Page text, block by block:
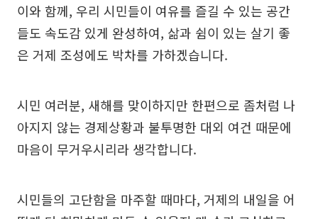
이와 함께, 우리 시민들이 여유를 즐길 수 있는 공간
들도 속도감 있게 완성하여, 삶과 쉼이 있는 살기 좋
은 거제 조성에도 박차를 가하겠습니다.
시민 여러분, 새해를 맞이하지만 한편으로 좀처럼 나
아지지 않는 경제상황과 불투명한 대외 여건 때문에
마음이 무거우시리라 생각합니다.
시민들의 고단함을 마주할 때마다, 거제의 내일을 어